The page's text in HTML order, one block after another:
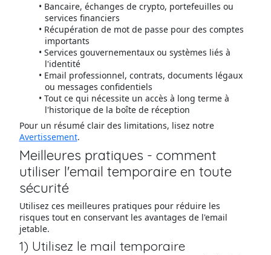
Bancaire, échanges de crypto, portefeuilles ou
services financiers
Récupération de mot de passe pour des comptes
importants
Services gouvernementaux ou systèmes liés à
l'identité
Email professionnel, contrats, documents légaux
ou messages confidentiels
Tout ce qui nécessite un accès à long terme à
l'historique de la boîte de réception
Pour un résumé clair des limitations, lisez notre
Avertissement.
Meilleures pratiques - comment
utiliser l'email temporaire en toute
sécurité
Utilisez ces meilleures pratiques pour réduire les
risques tout en conservant les avantages de l'email
jetable.
1) Utilisez le mail temporaire